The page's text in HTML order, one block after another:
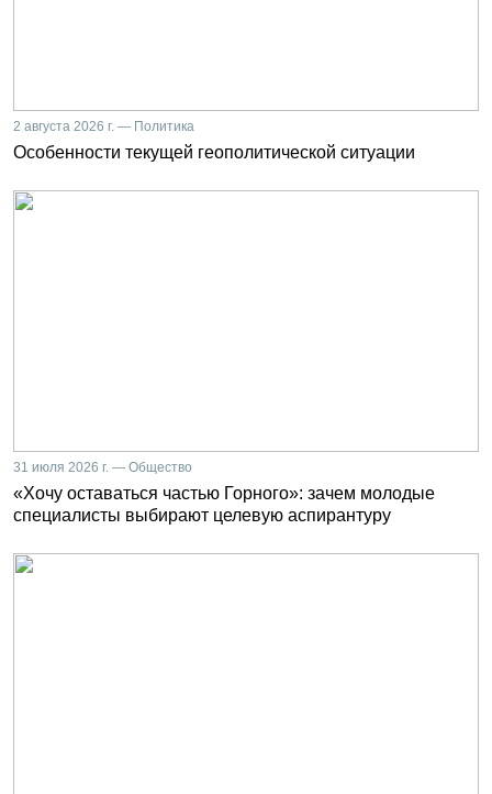
2 августа 2026 г. — Политика
Особенности текущей геополитической ситуации
31 июля 2026 г. — Общество
«Хочу оставаться частью Горного»: зачем молодые
специалисты выбирают целевую аспирантуру